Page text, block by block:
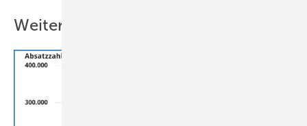
Weitere Inhalte